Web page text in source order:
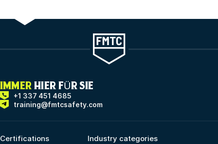
IMMER HIER FÜR SIE
+1 337 451 4685
training@fmtcsafety.com
Certifications Industry categories